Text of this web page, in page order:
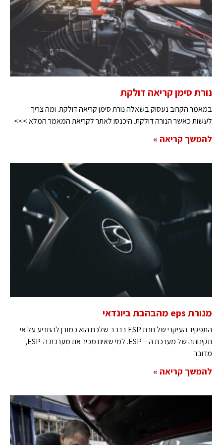
נורת סימן קריאה דולקת
במאמר הקרוב נעסוק בשאלה נורת סימן קריאה דולקת. ומה צריך
לעשות כאשר הנורה דולקת. היכנסו לאתר לקריאת המאמר המלא >>>
להמשך קריאה »
מנורת eps מהבהבת ביונדאי
התפקיד העיקרי של נורת ESP ברכב שלכם הוא כמובן להתריע על אי
תקינותה של מערכת ה – ESP. למי שאינו מכיר את מערכת ה-ESP,
מדובר
להמשך קריאה »